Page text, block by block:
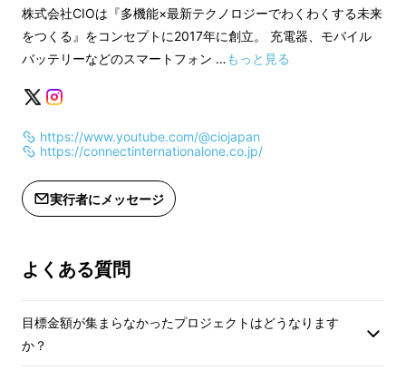
SMARTCOBY TRIOは『SMARTCOBY』とい
う名前の原点に立ち返り、究極なまでに機能追
株式会社CIOは『多機能×最新テクノロジーでわくわくする未来
をつくる』をコンセプトに2017年に創立。 充電器、モバイル
バッテリーなどのスマートフォン …もっと見る
https://www.youtube.com/@ciojapan
https://connectinternationalone.co.jp/
実行者にメッセージ
よくある質問
目標金額が集まらなかったプロジェクトはどうなります
か？